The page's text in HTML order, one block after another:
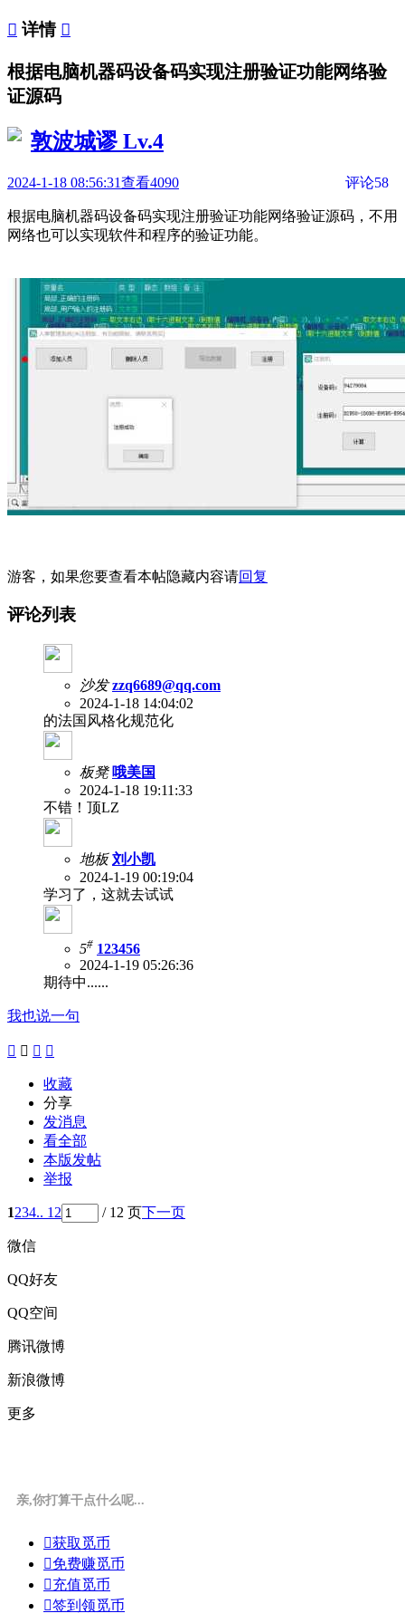
 详情 
根据电脑机器码设备码实现注册验证功能网络验
证源码
敦波城谬 Lv.4
2024-1-18 08:56:31查看4090 评论58
根据电脑机器码设备码实现注册验证功能网络验证源码，不用
网络也可以实现软件和程序的验证功能。
游客，如果您要查看本帖隐藏内容请回复
评论列表
沙发 zzq6689@qq.com
2024-1-18 14:04:02
的法国风格化规范化
板凳 哦美国
2024-1-18 19:11:33
不错！顶LZ
地板 刘小凯
2024-1-19 00:19:04
学习了，这就去试试
5# 123456
2024-1-19 05:26:36
期待中......
我也说一句
   
收藏
分享
发消息
看全部
本版发帖
举报
1234.. 12 / 12 页下一页
微信
QQ好友
QQ空间
腾讯微博
新浪微博
更多
亲,你打算干点什么呢...
获取觅币
免费赚觅币
充值觅币
签到领觅币